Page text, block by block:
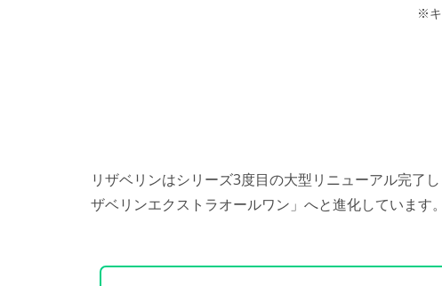
※キ
リザベリンはシリーズ3度目の大型リニューアル完了
ザベリンエクストラオールワン」へと進化しています。